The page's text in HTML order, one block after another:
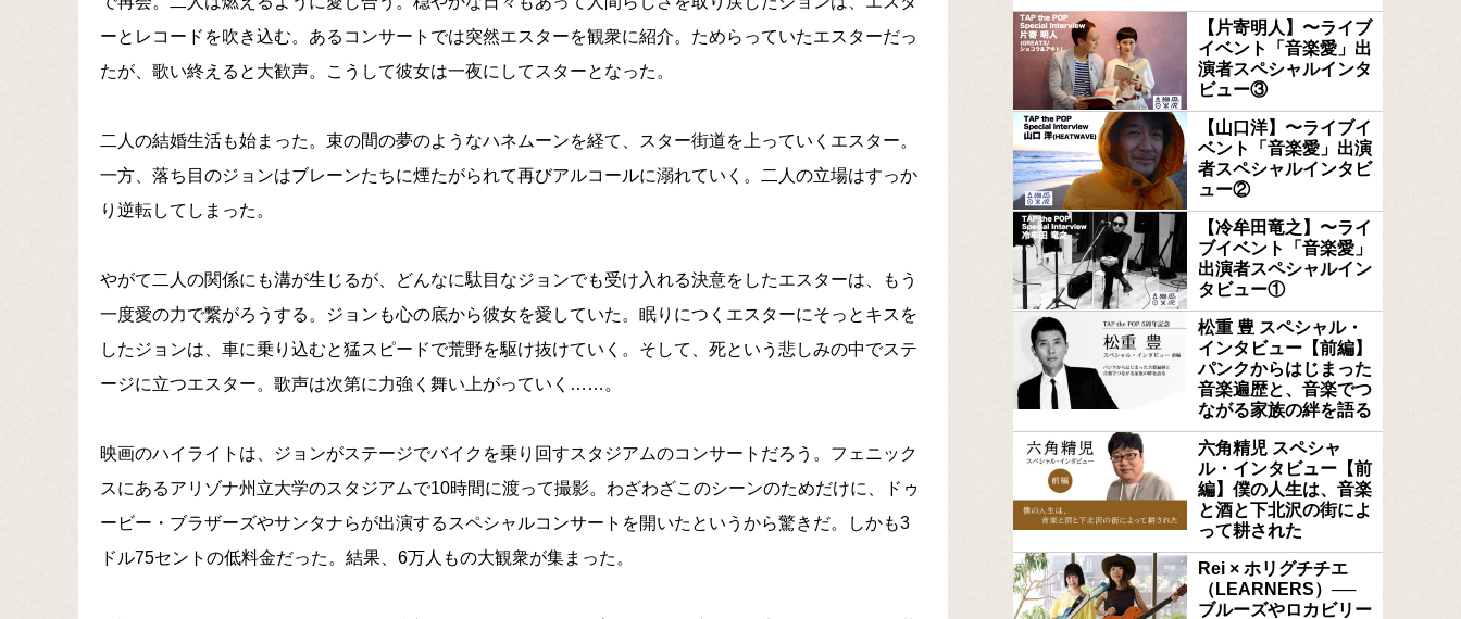
ーとレコードを吹き込む。あるコンサートでは突然エスターを観衆に紹介。ためらっていたエスターだっ
たが、歌い終えると大歓声。こうして彼女は一夜にしてスターとなった。
二人の結婚生活も始まった。束の間の夢のようなハネムーンを経て、スター街道を上っていくエスター。
一方、落ち目のジョンはブレーンたちに煙たがられて再びアルコールに溺れていく。二人の立場はすっか
り逆転してしまった。
やがて二人の関係にも溝が生じるが、どんなに駄目なジョンでも受け入れる決意をしたエスターは、もう
一度愛の力で繋がろうする。ジョンも心の底から彼女を愛していた。眠りにつくエスターにそっとキスを
したジョンは、車に乗り込むと猛スピードで荒野を駆け抜けていく。そして、死という悲しみの中でステ
ージに立つエスター。歌声は次第に力強く舞い上がっていく……。
映画のハイライトは、ジョンがステージでバイクを乗り回すスタジアムのコンサートだろう。フェニック
スにあるアリゾナ州立大学のスタジアムで10時間に渡って撮影。わざわざこのシーンのためだけに、ドゥ
ービー・ブラザーズやサンタナらが出演するスペシャルコンサートを開いたというから驚きだ。しかも3
ドル75セントの低料金だった。結果、6万人もの大観衆が集まった。
【片寄明人】〜ライブ
イベント「音楽愛」出
演者スペシャルインタ
ビュー③
【山口洋】〜ライブイ
ベント「音楽愛」出演
者スペシャルインタビ
ュー②
【冷牟田竜之】〜ライ
ブイベント「音楽愛」
出演者スペシャルイン
タビュー①
松重 豊 スペシャル・
インタビュー【前編】
パンクからはじまった
音楽遍歴と、音楽でつ
ながる家族の絆を語る
六角精児 スペシャ
ル・インタビュー【前
編】僕の人生は、音楽
と酒と下北沢の街によ
って耕された
Rei × ホリグチチエ
（LEARNERS）──
ブルーズやロカビリー